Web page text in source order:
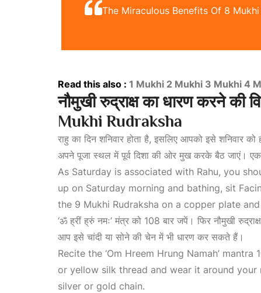
The Miraculous Benefits Of 8
Read this also : 1 Mukhi 2 Mukhi 3 Mukhi 4
नौमुखी रुद्राक्ष का धारण करने
Mukhi Rudraksha
राहु का दिन शनिवार होता है, इसलिए आपको इसे शनिवार
अपने पूजा स्थल में पूर्व दिशा की ओर मुख करके बैठ जाएं।
As Saturday is associated with Rahu, you
up on Saturday morning and bathing, sit
the 9 Mukhi Rudraksha on a copper plate
‘ॐ ह्रीं ह्रुं नमः’ मंत्र को 108 बार जपें। फिर नौमुखी
आप इसे चांदी या सोने की चेन में भी धारण कर सकते हैं।
Recite the ‘Om Hreem Hrung Namah’
or yellow silk thread and wear it around
silver or gold chain.